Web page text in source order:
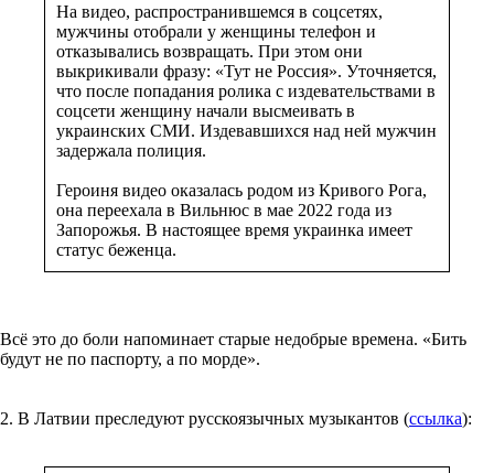
На видео, распространившемся в соцсетях,
мужчины отобрали у женщины телефон и
отказывались возвращать. При этом они
выкрикивали фразу: «Тут не Россия». Уточняется,
что после попадания ролика с издевательствами в
соцсети женщину начали высмеивать в
украинских СМИ. Издевавшихся над ней мужчин
задержала полиция.
Героиня видео оказалась родом из Кривого Рога,
она переехала в Вильнюс в мае 2022 года из
Запорожья. В настоящее время украинка имеет
статус беженца.
Всё это до боли напоминает старые недобрые времена. «Бить
будут не по паспорту, а по морде».
2. В Латвии преследуют русскоязычных музыкантов (ссылка):